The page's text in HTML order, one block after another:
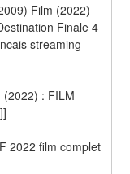
Film (2022)
Finale 4
streaming
(2022) : FILM
2022 film complet